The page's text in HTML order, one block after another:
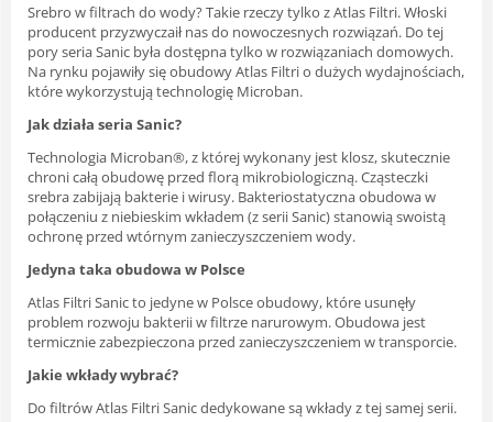
Srebro w filtrach do wody? Takie rzeczy tylko z Atlas Filtri. Włoski
producent przyzwyczaił nas do nowoczesnych rozwiązań. Do tej
pory seria Sanic była dostępna tylko w rozwiązaniach domowych.
Na rynku pojawiły się obudowy Atlas Filtri o dużych wydajnościach,
które wykorzystują technologię Microban.
Jak działa seria Sanic?
Technologia Microban®, z której wykonany jest klosz, skutecznie
chroni całą obudowę przed florą mikrobiologiczną. Cząsteczki
srebra zabijają bakterie i wirusy. Bakteriostatyczna obudowa w
połączeniu z niebieskim wkładem (z serii Sanic) stanowią swoistą
ochronę przed wtórnym zanieczyszczeniem wody.
Jedyna taka obudowa w Polsce
Atlas Filtri Sanic to jedyne w Polsce obudowy, które usunęły
problem rozwoju bakterii w filtrze narurowym. Obudowa jest
termicznie zabezpieczona przed zanieczyszczeniem w transporcie.
Jakie wkłady wybrać?
Do filtrów Atlas Filtri Sanic dedykowane są wkłady z tej samej serii.